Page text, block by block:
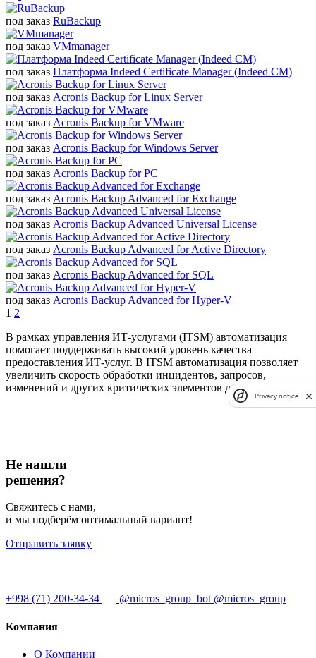
под заказ RuBackup
под заказ VMmanager
под заказ Платформа Indeed Certificate Manager (Indeed CM)
под заказ Acronis Backup for Linux Server
под заказ Acronis Backup for VMware
под заказ Acronis Backup for Windows Server
под заказ Acronis Backup for PC
под заказ Acronis Backup Advanced for Exchange
под заказ Acronis Backup Advanced Universal License
под заказ Acronis Backup Advanced for Active Directory
под заказ Acronis Backup Advanced for SQL
под заказ Acronis Backup Advanced for Hyper-V
1 2
В рамках управления ИТ-услугами (ITSM) автоматизация
помогает поддерживать высокий уровень качества
предоставления ИТ-услуг. В ITSM автоматизация позволяет
увеличить скорость обработки инцидентов, запросов,
изменений и других критических элементов для бизнеса.
Не нашли
решения?
Свяжитесь с нами,
и мы подберём оптимальный вариант!
Отправить заявку
+998 (71) 200-34-34 @micros_group_bot @micros_group
Компания
О Компании
Privacy notice